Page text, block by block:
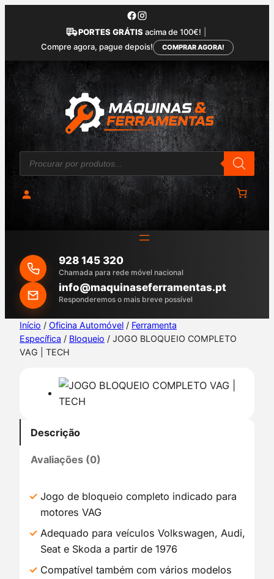
conteúdo
PORTES GRÁTIS acima de 100€!
Compre agora, pague depois!
COMPRAR AGORA!
P
o
u
r
c
h
928 145 320
Chamada para rede móvel nacional
info@maquinaseferramentas.pt
Responderemos o mais breve possível
Início / Oficina Automóvel / Ferramenta
Específica / Bloqueio / JOGO BLOQUEIO COMPLETO
VAG | TECH
Descrição
Avaliações (0)
Jogo de bloqueio completo indicado para
motores VAG
Adequado para veículos Volkswagen, Audi,
Seat e Skoda a partir de 1976
Compatível também com vários modelos